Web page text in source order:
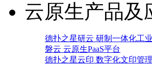
云原生产品及
德扑之星研云 研制一体化工
磐云 云原生PaaS平台
德扑之星云印 数字化文印管